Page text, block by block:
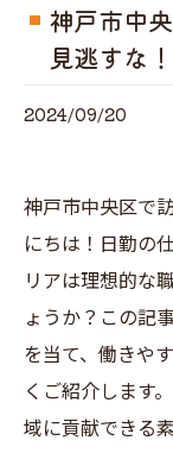
神戸市中
見逃すな！
2024/09/20
神戸市中央区で
にちは！日勤の
リアは理想的な
ょうか？この記
を当て、働きや
くご紹介します
域に貢献できる